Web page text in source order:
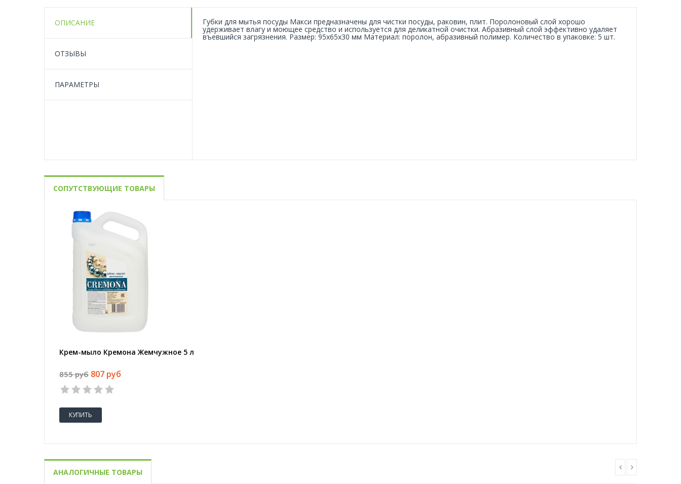
ОПИСАНИЕ
ОТЗЫВЫ
ПАРАМЕТРЫ
Губки для мытья посуды Макси предназначены для чистки посуды, раковин, плит. Поролоновый слой хорошо
удерживает влагу и моющее средство и используется для деликатной очистки. Абразивный слой эффективно удаляет
въевшийся загрязнения. Размер: 95x65x30 мм Материал: поролон, абразивный полимер. Количество в упаковке: 5 шт.
СОПУТСТВУЮЩИЕ ТОВАРЫ
Крем-мыло Кремона Жемчужное 5 л
855 руб 807 руб
КУПИТЬ
АНАЛОГИЧНЫЕ ТОВАРЫ